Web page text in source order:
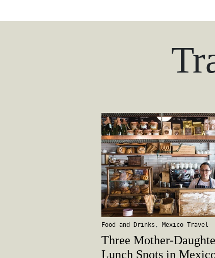
Food and Drinks , Mexico Travel
Three Mother-
Lunch Spots in